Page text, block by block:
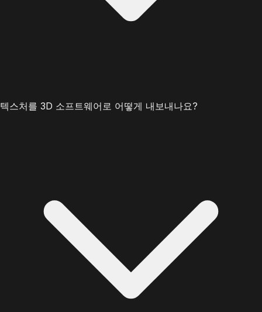
텍스처를 3D 소프트웨어로 어떻게 내보내나요?